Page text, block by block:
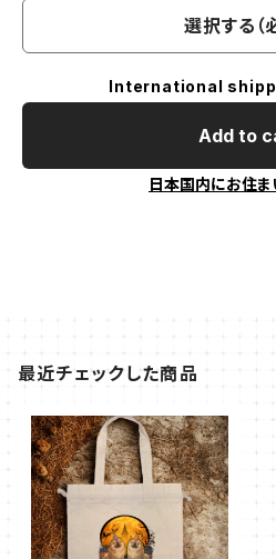
選択する（
International
Add to
日本国内にお住
最近チェックした商品